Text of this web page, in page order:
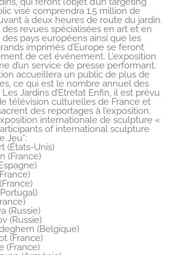
visé comprendra 1,5 million de
à deux heures de route du jardin.
revues spécialisées en art et en
pays européens ainsi que les
imprimés d’Europe se feront
de cet événement. L’exposition
d’un service de presse performant.
accueillera un public de plus de
ce qui est le nombre annuel des
Jardins d’Etretat Enfin, il est prévu
télévision culturelles de France et
des reportages à l’exposition.
internationale de sculpture «
of international sculpture
Jeu”:
(États-Unis)
(France)
(Russie)
(Russie)
(Belgique)
(France)
(France)